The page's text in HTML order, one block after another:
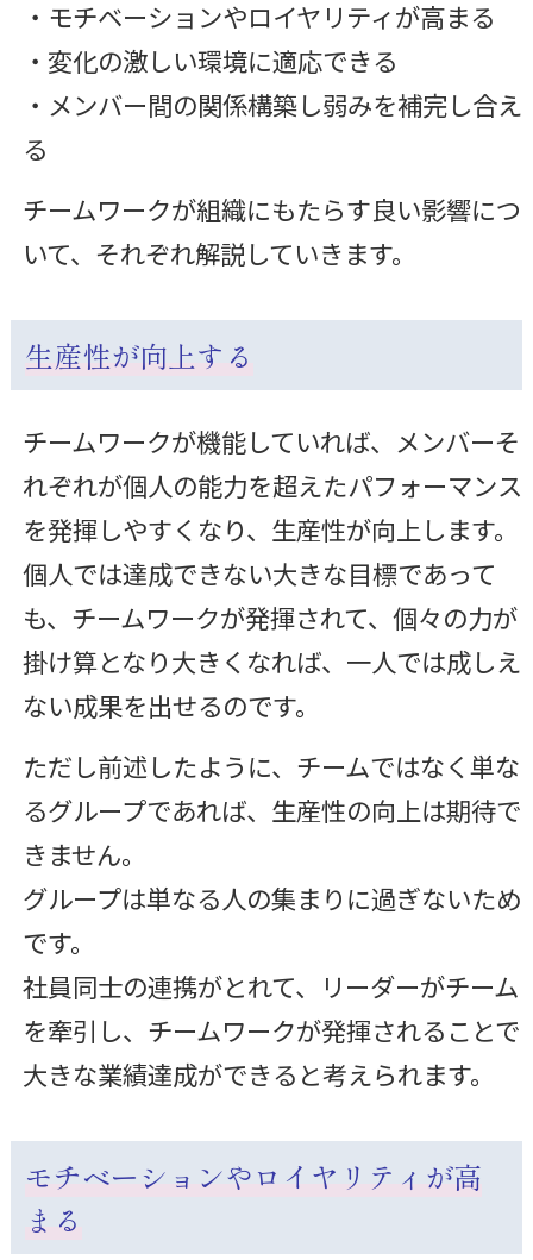
・モチベーションやロイヤリティが高まる
・変化の激しい環境に適応できる
・メンバー間の関係構築し弱みを補完し合え
る
チームワークが組織にもたらす良い影響につ
いて、それぞれ解説していきます。
生産性が向上する
チームワークが機能していれば、メンバーそ
れぞれが個人の能力を超えたパフォーマンス
を発揮しやすくなり、生産性が向上します。
個人では達成できない大きな目標であって
も、チームワークが発揮されて、個々の力が
掛け算となり大きくなれば、一人では成しえ
ない成果を出せるのです。
ただし前述したように、チームではなく単な
るグループであれば、生産性の向上は期待で
きません。
グループは単なる人の集まりに過ぎないため
です。
社員同士の連携がとれて、リーダーがチーム
を牽引し、チームワークが発揮されることで
大きな業績達成ができると考えられます。
モチベーションやロイヤリティが高
まる